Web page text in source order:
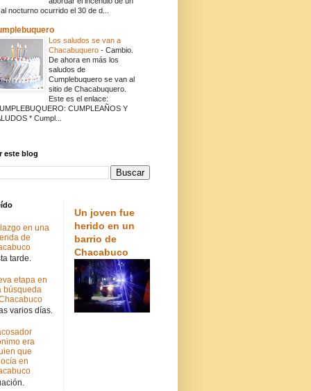
nocturno ocurrido el 30 de d...
Los saludos se van a
Chacabuquero - Cambio.
De ahora en más los
saludos de
Cumplebuquero se van al
sitio de Chacabuquero.
Este es el enlace:
CUMPLEAÑOS Y
* Cumpl...
este blog
en una
de
tarde.
etapa en
búsqueda
varios días.
era
que
en
Un joven fue
herido en un
barrio de
Chacabuco